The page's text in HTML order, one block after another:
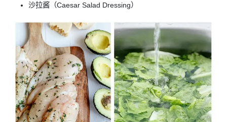
沙拉酱（Caesar Salad Dressing）